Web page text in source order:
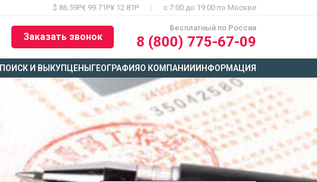
$ 86.59Р€ 99.71Р¥ 12.81Р c 7:00 до 19:00 по Москве
Заказать звонок
Бесплатный по России
8 (800) 775-67-09
ПОИСК И ВЫКУП ЦЕНЫ ГЕОГРАФИЯО КОМПАНИИ ИНФОРМАЦИЯ